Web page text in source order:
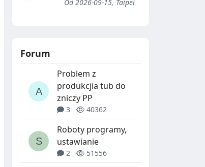
Od 2026-09-15, Taipei
Forum
Problem z
produkcjia tub do
zniczy PP
3 40362
Roboty programy,
ustawianie
2 51556